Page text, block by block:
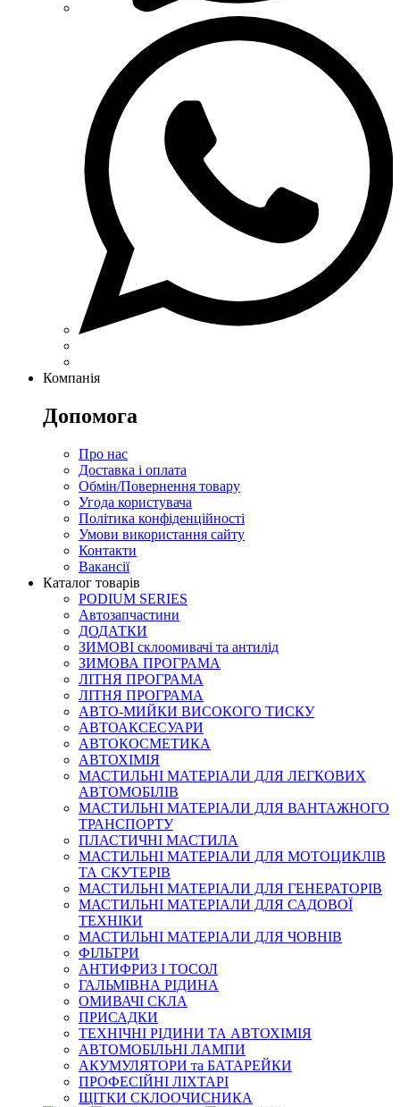
Компанія
Допомога
Про нас
Доставка і оплата
Обмін/Повернення товару
Угода користувача
Політика конфіденційності
Умови використання сайту
Контакти
Вакансії
Каталог товарів
PODIUM SERIES
Автозапчастини
ДОДАТКИ
ЗИМОВІ склоомивачі та антилід
ЗИМОВА ПРОГРАМА
ЛІТНЯ ПРОГРАМА
ЛІТНЯ ПРОГРАМА
АВТО-МИЙКИ ВИСОКОГО ТИСКУ
АВТОАКСЕСУАРИ
АВТОКОСМЕТИКА
АВТОХІМІЯ
МАСТИЛЬНІ МАТЕРІАЛИ ДЛЯ ЛЕГКОВИХ
АВТОМОБІЛІВ
МАСТИЛЬНІ МАТЕРІАЛИ ДЛЯ ВАНТАЖНОГО
ТРАНСПОРТУ
ПЛАСТИЧНІ МАСТИЛА
МАСТИЛЬНІ МАТЕРІАЛИ ДЛЯ МОТОЦИКЛІВ
ТА СКУТЕРІВ
МАСТИЛЬНІ МАТЕРІАЛИ ДЛЯ ГЕНЕРАТОРІВ
МАСТИЛЬНІ МАТЕРІАЛИ ДЛЯ САДОВОЇ
ТЕХНІКИ
МАСТИЛЬНІ МАТЕРІАЛИ ДЛЯ ЧОВНІВ
ФІЛЬТРИ
АНТИФРИЗ І ТОСОЛ
ГАЛЬМІВНА РІДИНА
ОМИВАЧІ СКЛА
ПРИСАДКИ
ТЕХНІЧНІ РІДИНИ ТА АВТОХІМІЯ
АВТОМОБІЛЬНІ ЛАМПИ
АКУМУЛЯТОРИ та БАТАРЕЙКИ
ПРОФЕСІЙНІ ЛІХТАРІ
ЩІТКИ СКЛООЧИСНИКА